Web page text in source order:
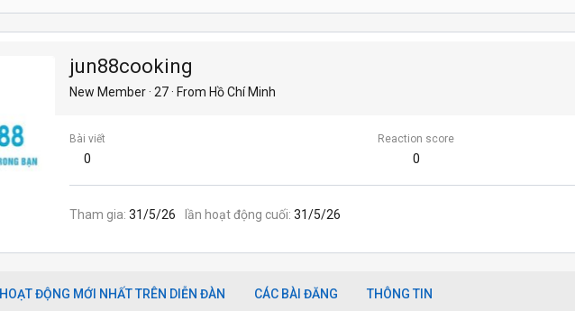
jun88cooking
New Member· 27· From Hồ Chí Minh
Bài viết
0
Reaction score
0
Tham gia 31/5/26 lần hoạt động cuối 31/5/26
HOẠT ĐỘNG MỚI NHẤT TRÊN DIỄN ĐÀN CÁC BÀI ĐĂNG THÔNG TIN